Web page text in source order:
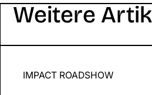
Weitere
IMPACT ROADSHOW
Impact trifft Kooperation: